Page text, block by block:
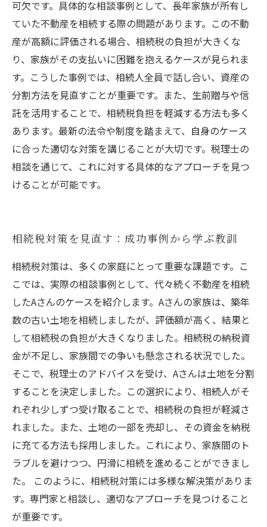
可欠です。具体的な相談事例として、長年家族が所有し
ていた不動産を相続する際の問題があります。この不動
産が高額に評価される場合、相続税の負担が大きくな
り、家族がその支払いに困難を抱えるケースが見られま
す。こうした事例では、相続人全員で話し合い、資産の
分割方法を見直すことが重要です。また、生前贈与や信
託を活用することで、相続税負担を軽減する方法も多く
あります。最新の法令や制度を踏まえて、自身のケース
に合った適切な対策を講じることが大切です。税理士の
相談を通じて、これに対する具体的なアプローチを見つ
けることが可能です。
相続税対策を見直す：成功事例から学ぶ教訓
相続税対策は、多くの家庭にとって重要な課題です。こ
こでは、実際の相談事例として、代々続く不動産を相続
したAさんのケースを紹介します。Aさんの家族は、築年
数の古い土地を相続しましたが、評価額が高く、結果と
して相続税の負担が大きくなりました。相続税の納税資
金が不足し、家族間での争いも懸念される状況でした。
そこで、税理士のアドバイスを受け、Aさんは土地を分割
することを決定しました。この選択により、相続人がそ
れぞれ少しずつ受け取ることで、相続税の負担が軽減さ
れました。また、土地の一部を売却し、その資金を納税
に充てる方法も採用しました。これにより、家族間のト
ラブルを避けつつ、円滑に相続を進めることができまし
た。 このように、相続税対策には多様な解決策がありま
す。専門家と相談し、適切なアプローチを見つけること
が重要です。